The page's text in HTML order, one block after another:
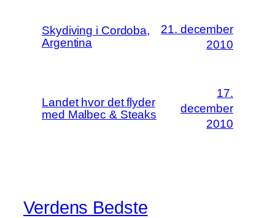
Skydiving i Cordoba,
Argentina
21. december
2010
Landet hvor det flyder
med Malbec & Steaks
17.
december
2010
Verdens Bedste